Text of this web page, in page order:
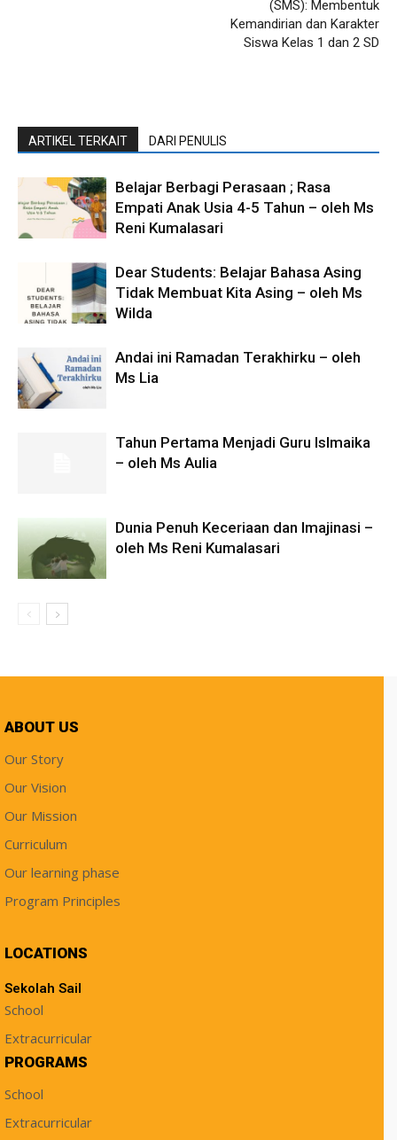
(SMS): Membentuk
Kemandirian dan Karakter
Siswa Kelas 1 dan 2 SD
ARTIKEL TERKAIT DARI PENULIS
Belajar Berbagi Perasaan ; Rasa
Empati Anak Usia 4-5 Tahun – oleh Ms
Reni Kumalasari
Dear Students: Belajar Bahasa Asing
Tidak Membuat Kita Asing – oleh Ms
Wilda
Andai ini Ramadan Terakhirku – oleh
Ms Lia
Tahun Pertama Menjadi Guru Islmaika
– oleh Ms Aulia
Dunia Penuh Keceriaan dan Imajinasi –
oleh Ms Reni Kumalasari
ABOUT US
Our Story
Our Vision
Our Mission
Curriculum
Our learning phase
Program Principles
LOCATIONS
Sekolah Sail
School
Extracurricular
PROGRAMS
School
Extracurricular